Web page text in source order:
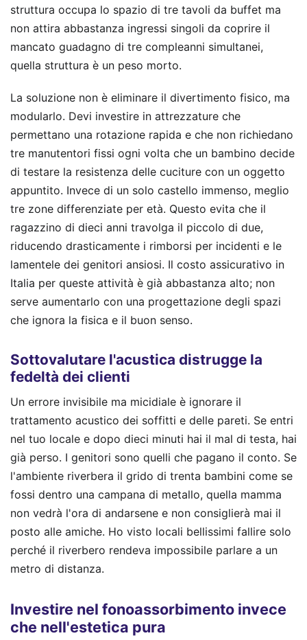
struttura occupa lo spazio di tre tavoli da buffet ma
non attira abbastanza ingressi singoli da coprire il
mancato guadagno di tre compleanni simultanei,
quella struttura è un peso morto.
La soluzione non è eliminare il divertimento fisico, ma
modularlo. Devi investire in attrezzature che
permettano una rotazione rapida e che non richiedano
tre manutentori fissi ogni volta che un bambino decide
di testare la resistenza delle cuciture con un oggetto
appuntito. Invece di un solo castello immenso, meglio
tre zone differenziate per età. Questo evita che il
ragazzino di dieci anni travolga il piccolo di due,
riducendo drasticamente i rimborsi per incidenti e le
lamentele dei genitori ansiosi. Il costo assicurativo in
Italia per queste attività è già abbastanza alto; non
serve aumentarlo con una progettazione degli spazi
che ignora la fisica e il buon senso.
Sottovalutare l'acustica distrugge la
fedeltà dei clienti
Un errore invisibile ma micidiale è ignorare il
trattamento acustico dei soffitti e delle pareti. Se entri
nel tuo locale e dopo dieci minuti hai il mal di testa, hai
già perso. I genitori sono quelli che pagano il conto. Se
l'ambiente riverbera il grido di trenta bambini come se
fossi dentro una campana di metallo, quella mamma
non vedrà l'ora di andarsene e non consiglierà mai il
posto alle amiche. Ho visto locali bellissimi fallire solo
perché il riverbero rendeva impossibile parlare a un
metro di distanza.
Investire nel fonoassorbimento invece
che nell'estetica pura